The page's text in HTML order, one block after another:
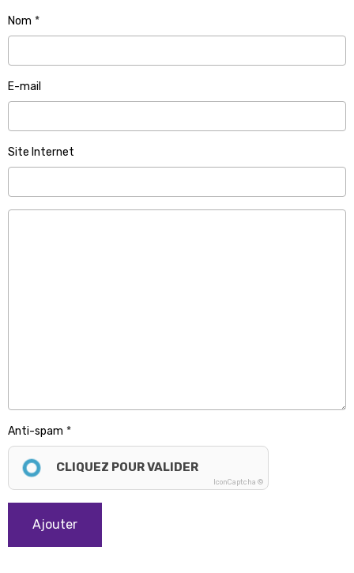
Nom
E-mail
Site Internet
Anti-spam
CLIQUEZ POUR VALIDER
IconCaptcha ©
Ajouter